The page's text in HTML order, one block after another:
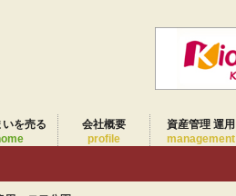
を売る
会社概要
profile
資産管理 運用
management